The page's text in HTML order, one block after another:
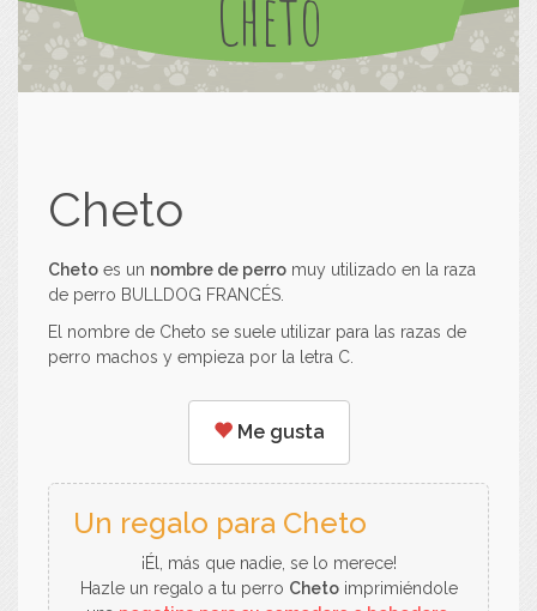
Cheto
Cheto
Cheto es un nombre de perro muy utilizado en la raza
de perro BULLDOG FRANCÉS.
El nombre de Cheto se suele utilizar para las razas de
perro machos y empieza por la letra C.
Me gusta
Un regalo para Cheto
¡Él, más que nadie, se lo merece!
Hazle un regalo a tu perro Chetoimprimiéndole